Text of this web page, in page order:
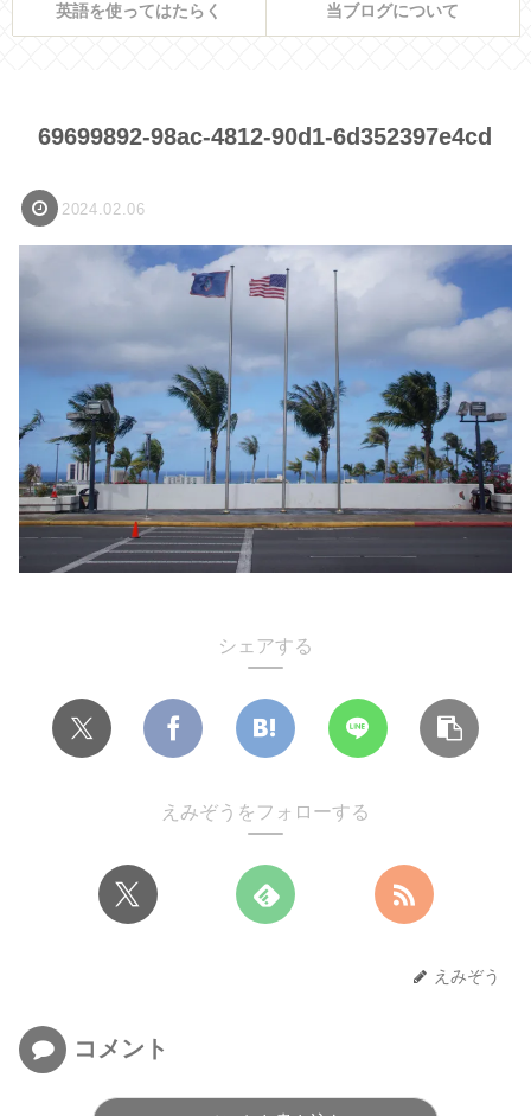
英語を使ってはたらく 当ブログについて
69699892-98ac-4812-90d1-6d352397e4cd
2024.02.06
シェアする
えみぞうをフォローする
えみぞう
コメント